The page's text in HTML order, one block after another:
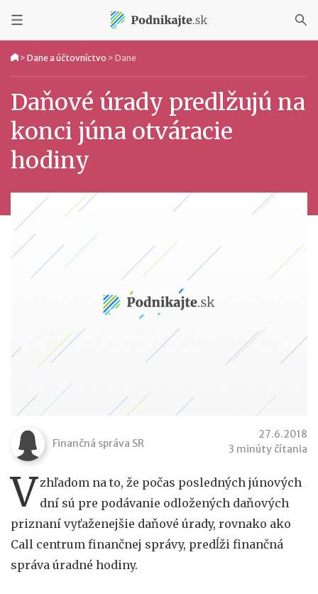
> Dane a účtovníctvo > Dane
Daňové úrady predlžujú na
konci júna otváracie
hodiny
Finančná správa SR
27.6.2018
3 minúty čítania
V zhľadom na to, že počas posledných júnových
dní sú pre podávanie odložených daňových
priznaní vyťaženejšie daňové úrady, rovnako ako
Call centrum finančnej správy, predĺži finančná
správa úradné hodiny.